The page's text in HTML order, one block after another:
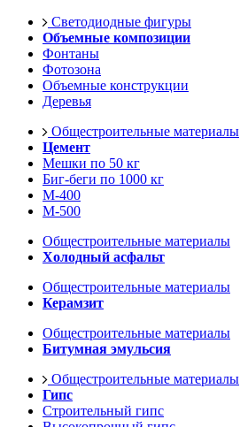
Светодиодные фигуры
Объемные композиции
Фонтаны
Фотозона
Объемные конструкции
Деревья
Общестроительные материалы
Цемент
Мешки по 50 кг
Биг-беги по 1000 кг
М-400
М-500
Общестроительные материалы
Холодный асфальт
Общестроительные материалы
Керамзит
Общестроительные материалы
Битумная эмульсия
Общестроительные материалы
Гипс
Строительный гипс